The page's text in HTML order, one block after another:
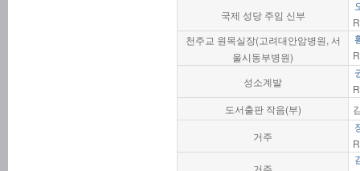
국제 성당 주임 신부
천주교 원목실장(고려대안암병원, 서
울시동부병원)
성소계발
도서출판 작음(부)
거주
거주